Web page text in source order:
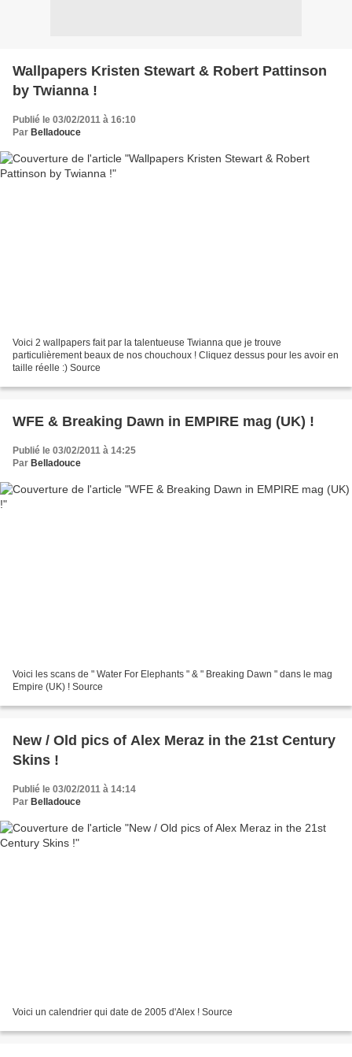
Wallpapers Kristen Stewart & Robert Pattinson
by Twianna !
Publié le 03/02/2011 à 16:10
Par Belladouce
Voici 2 wallpapers fait par la talentueuse Twianna que je trouve
particulièrement beaux de nos chouchoux ! Cliquez dessus pour les avoir en
taille réelle :) Source
WFE & Breaking Dawn in EMPIRE mag (UK) !
Publié le 03/02/2011 à 14:25
Par Belladouce
Voici les scans de " Water For Elephants " & " Breaking Dawn " dans le mag
Empire (UK) ! Source
New / Old pics of Alex Meraz in the 21st Century
Skins !
Publié le 03/02/2011 à 14:14
Par Belladouce
Voici un calendrier qui date de 2005 d'Alex ! Source